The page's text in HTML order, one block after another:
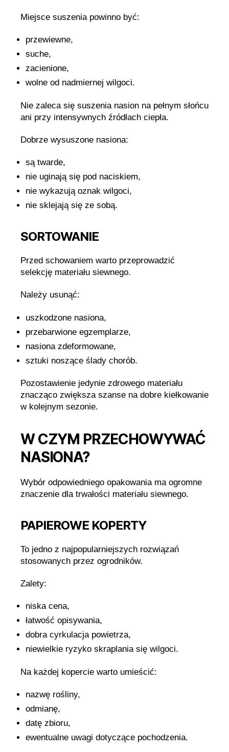
Miejsce suszenia powinno być:
przewiewne,
suche,
zacienione,
wolne od nadmiernej wilgoci.
Nie zaleca się suszenia nasion na pełnym słońcu
ani przy intensywnych źródłach ciepła.
Dobrze wysuszone nasiona:
są twarde,
nie uginają się pod naciskiem,
nie wykazują oznak wilgoci,
nie sklejają się ze sobą.
SORTOWANIE
Przed schowaniem warto przeprowadzić
selekcję materiału siewnego.
Należy usunąć:
uszkodzone nasiona,
przebarwione egzemplarze,
nasiona zdeformowane,
sztuki noszące ślady chorób.
Pozostawienie jedynie zdrowego materiału
znacząco zwiększa szanse na dobre kiełkowanie
w kolejnym sezonie.
W CZYM PRZECHOWYWAĆ
NASIONA?
Wybór odpowiedniego opakowania ma ogromne
znaczenie dla trwałości materiału siewnego.
PAPIEROWE KOPERTY
To jedno z najpopularniejszych rozwiązań
stosowanych przez ogrodników.
Zalety:
niska cena,
łatwość opisywania,
dobra cyrkulacja powietrza,
niewielkie ryzyko skraplania się wilgoci.
Na każdej kopercie warto umieścić:
nazwę rośliny,
odmianę,
datę zbioru,
ewentualne uwagi dotyczące pochodzenia.